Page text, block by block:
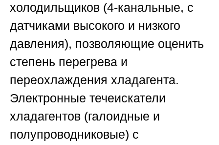
холодильщиков (4-канальные, с
датчиками высокого и низкого
давления), позволяющие оценить
степень перегрева и
переохлаждения хладагента.
Электронные течеискатели
хладагентов (галоидные и
полупроводниковые) с